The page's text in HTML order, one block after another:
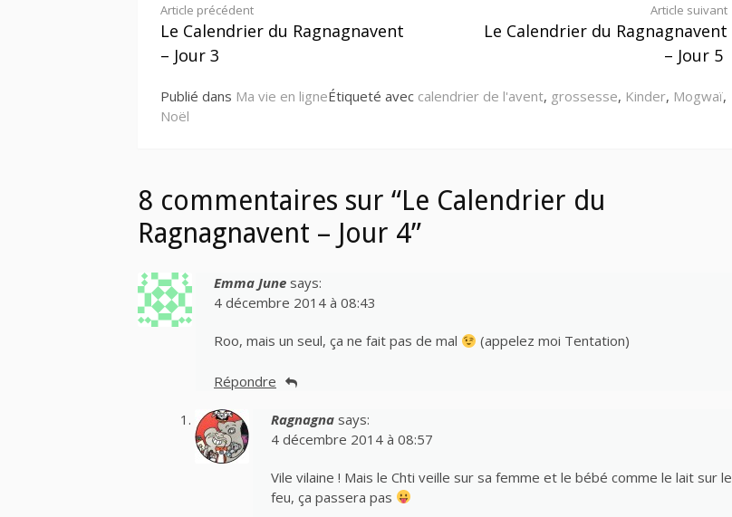
Lire
la
Article précédent
Le Calendrier du Ragnagnavent
– Jour 3
Article suivant
Le Calendrier du Ragnagnavent
– Jour 5
Publié dans Ma vie en ligneÉtiqueté avec calendrier de l'avent, grossesse, Kinder, Mogwaï,
Noël
8 commentaires sur “Le Calendrier du
Ragnagnavent – Jour 4”
Emma June says:
4 décembre 2014 à 08:43
Roo, mais un seul, ça ne fait pas de mal (appelez moi Tentation)
Répondre
Ragnagna says:
4 décembre 2014 à 08:57
Vile vilaine ! Mais le Chti veille sur sa femme et le bébé comme le lait sur le
feu, ça passera pas